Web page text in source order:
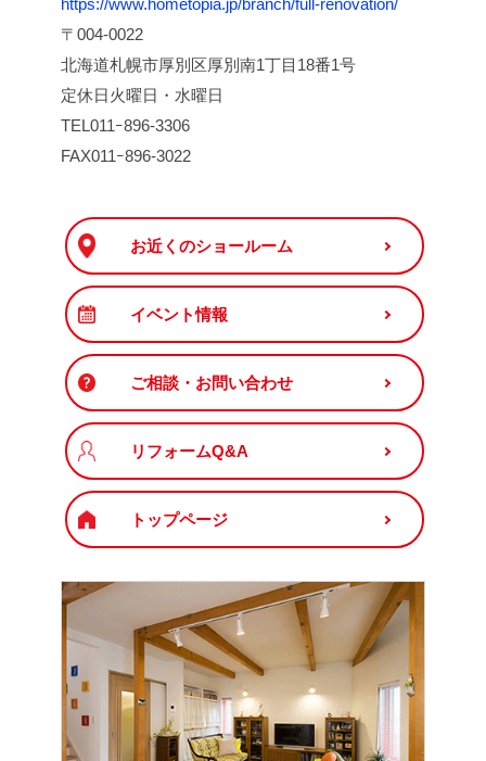
https://www.hometopia.jp/branch/full-renovation/
〒004-0022
北海道札幌市厚別区厚別南1丁目18番1号
定休日火曜日・水曜日
TEL011ｰ896-3306
FAX011ｰ896-3022
お近くのショールーム
イベント情報
ご相談・お問い合わせ
リフォームQ&A
トップページ